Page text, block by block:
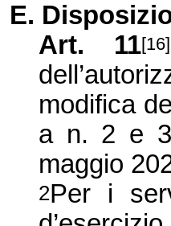
E.
Art. 11[16]
modifica
a n. 2 e 3
maggio
2Per i